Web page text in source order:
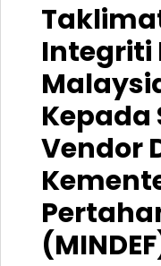
Integriti
Kepada
Vendor